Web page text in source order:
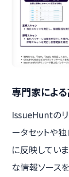
専門家によ
IssueHuntのリ
ータセットや
に反映してい
な情報ソース